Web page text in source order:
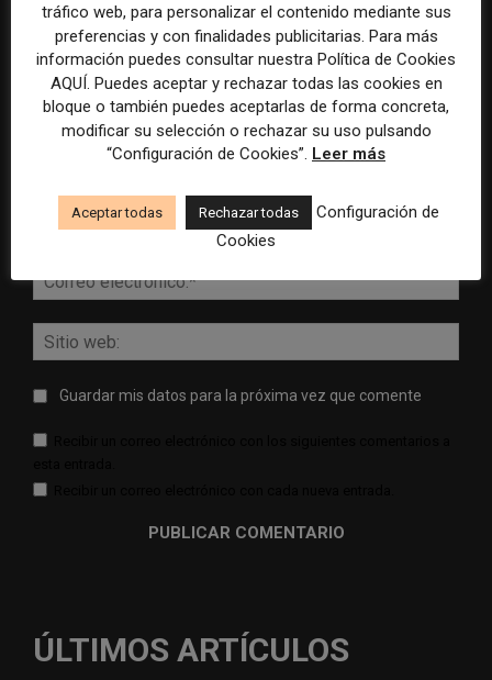
Guardar mis datos para la próxima vez que comente
ÚLTIMOS ARTÍCULOS
tráfico web, para personalizar el contenido mediante sus
preferencias y con finalidades publicitarias. Para más
información puedes consultar nuestra Política de Cookies
AQUÍ. Puedes aceptar y rechazar todas las cookies en
bloque o también puedes aceptarlas de forma concreta,
modificar su selección o rechazar su uso pulsando
“Configuración de Cookies”. Leer más
Aceptar todas Rechazar todas
Configuración de
Cookies